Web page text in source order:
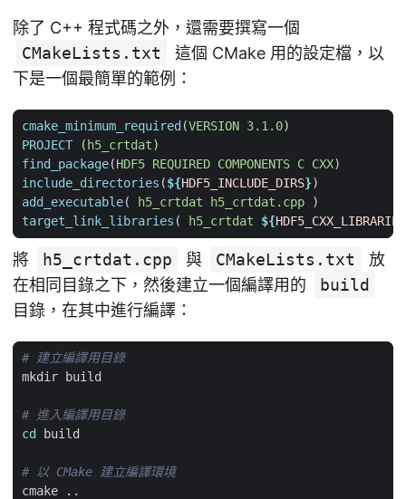
除了 C++ 程式碼之外，還需要撰寫一個
CMakeLists.txt
這個 CMake 用的設定檔，以
下是一個最簡單的範例：
cmake_minimum_required (VERSION 3.1.0)
PROJECT
( h5_crtdat)
find_package(HDF5 REQUIRED COMPONENTS C CXX)
include_directories (${HDF5_INCLUDE_DIRS})
add_executable( h5_crtdat h5_crtdat.cpp
)
target_link_libraries ( h5_crtdat ${HDF5_CXX_LIBRARIES
將 h5_crtdat.cpp 與 CMakeLists.txt
放
在相同目錄之下，然後建立一個編譯用的
build
目錄，在其中進行編譯：
# 建立編譯用目錄
# 進入編譯用目錄
cd
# 以 CMake 建立編譯環境